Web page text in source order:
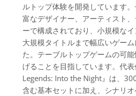
ルトップ体験を開発しています
富なデザイナー、アーティスト
ーで構成されており、小規模な
大規模タイトルまで幅広いゲー
た。テーブルトップゲームの可
げることを目指しています。代
Legends: Into the Night』は、
含む基本セットに加え、シナリ